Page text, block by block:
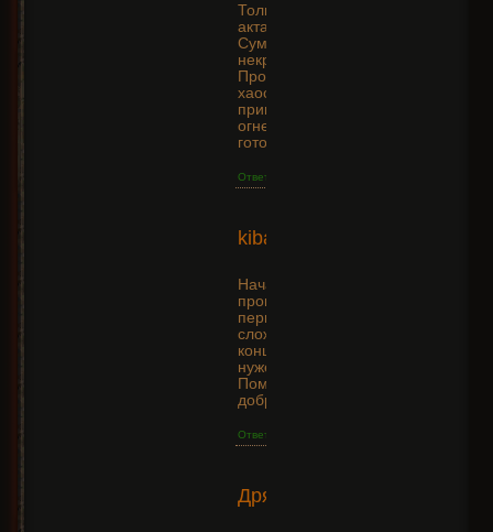
Только начал играть(дошел до 3
акта)Пытаюсь прокачать Ведьму
Суммонера по всем канонам
некра из Диабло 2.
Проклятия(магия
хаоса)+Суммон(зомби, скелеты,
приведения)+самонаводящиеся
огненные головы. Все гайд
готов =)
Ответить
kibaQen
Начал играть, почти
прошел всю игру на
первом уровне
сложности, ни как до
конца не разберусь,
нужен наставник!
Помогите люди
добрые)
Ответить
ДряннаяСука